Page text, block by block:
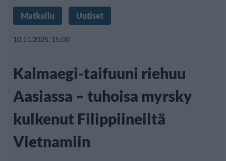
Matkailu Uutiset
10.11.2025, 15:00
Kalmaegi-taifuuni riehuu
Aasiassa – tuhoisa myrsky
kulkenut Filippiineiltä
Vietnamiin